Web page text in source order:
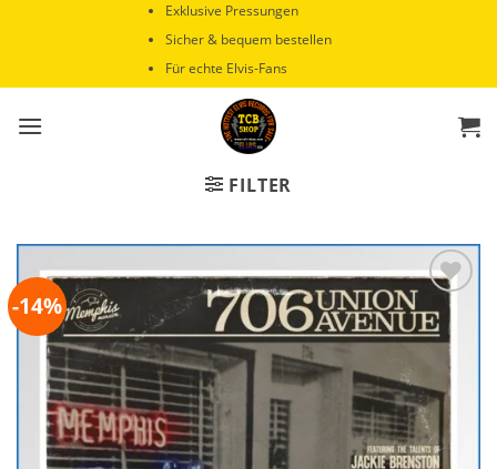
Exklusive Pressungen
Sicher & bequem bestellen
Für echte Elvis-Fans
FILTER
-14%
Zur
Wunschliste
hinzufügen